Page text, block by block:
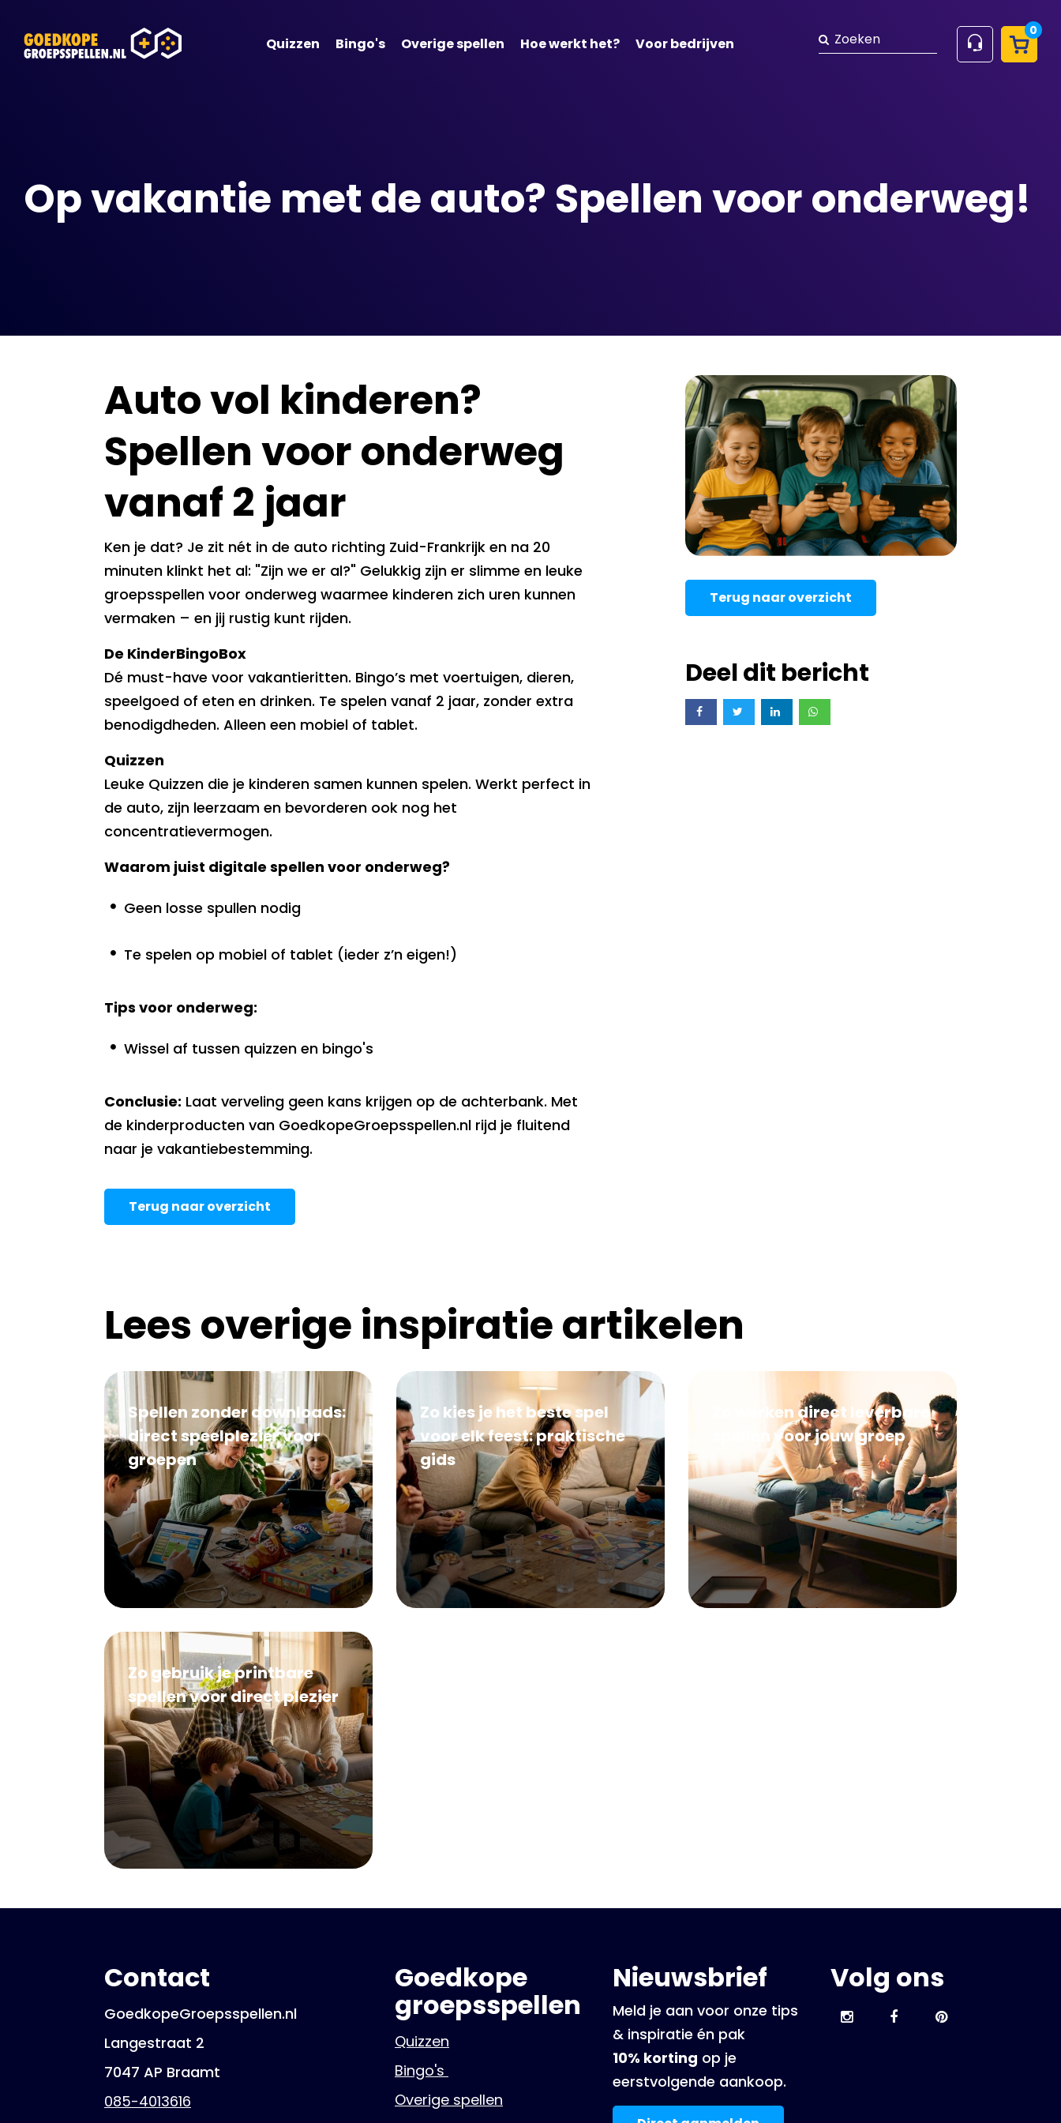
Quizzen Bingo's Overige spellen Hoe werkt het? Voor bedrijven
Zoeken 0
Op vakantie met de auto? Spellen voor onderweg!
Auto vol kinderen?
Spellen voor onderweg
vanaf 2 jaar
Ken je dat? Je zit nét in de auto richting Zuid-Frankrijk en na 20
minuten klinkt het al: "Zijn we er al?" Gelukkig zijn er slimme en leuke
groepsspellen voor onderweg waarmee kinderen zich uren kunnen
vermaken – en jij rustig kunt rijden.
De KinderBingoBox
Dé must-have voor vakantieritten. Bingo’s met voertuigen, dieren,
speelgoed of eten en drinken. Te spelen vanaf 2 jaar, zonder extra
benodigdheden. Alleen een mobiel of tablet.
Quizzen
Leuke Quizzen die je kinderen samen kunnen spelen. Werkt perfect in
de auto, zijn leerzaam en bevorderen ook nog het
concentratievermogen.
Waarom juist digitale spellen voor onderweg?
Geen losse spullen nodig
Te spelen op mobiel of tablet (ieder z’n eigen!)
Tips voor onderweg:
Wissel af tussen quizzen en bingo's
Conclusie: Laat verveling geen kans krijgen op de achterbank. Met
de kinderproducten van GoedkopeGroepsspellen.nl rijd je fluitend
naar je vakantiebestemming.
Terug naar overzicht
Terug naar overzicht
Deel dit bericht
Lees overige inspiratie artikelen
Spellen zonder downloads:
direct speelplezier voor
groepen
Zo kies je het beste spel
voor elk feest: praktische
gids
Zo werken direct leverbare
spellen voor jouw groep
Zo gebruik je printbare
spellen voor direct plezier
Contact
GoedkopeGroepsspellen.nl
Langestraat 2
7047 AP Braamt
085-4013616
Goedkope
groepsspellen
Quizzen
Bingo's
Overige spellen
Nieuwsbrief
Meld je aan voor onze tips
& inspiratie én pak
10% korting op je
eerstvolgende aankoop.
Volg ons